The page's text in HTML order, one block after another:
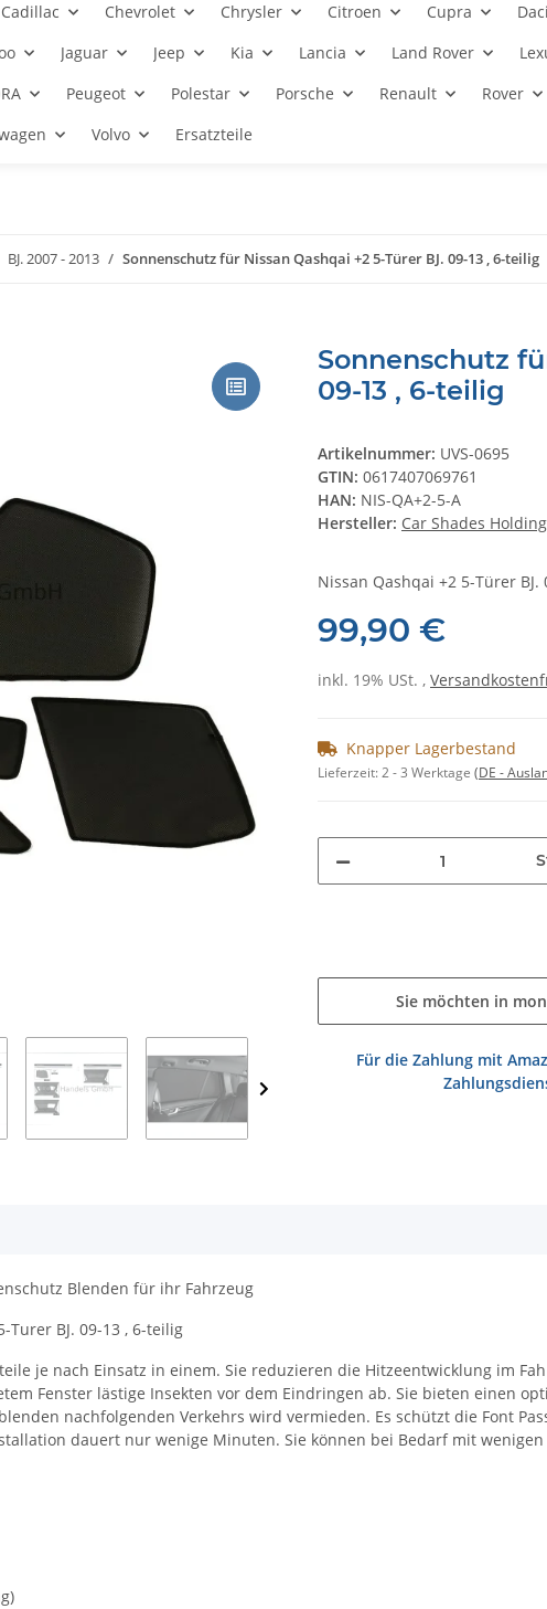
Cadillac Chevrolet Chrysler Citroen Cupra
Jaguar Jeep Kia Lancia Land Rover
Peugeot Polestar Porsche Renault
Rover
Volvo Ersatzteile
BJ. 2007 - 2013 Sonnenschutz für Nissan Qashqai +2 5-Türer BJ. 09-13 , 6-teilig
Sonnenschutz
09-13 , 6-teilig
Artikelnummer: UVS-0695
GTIN: 0617407069761
HAN: NIS-QA+2-5-A
Hersteller: Car Shades
Nissan Qashqai +2 5-Türer BJ.
99,90 €
inkl. 19% USt. ,
Knapper Lagerbestand
Lieferzeit:2 - 3 Werktage (DE -
Sie möchten in
Für die Zahlung mit
Blenden für ihr Fahrzeug
BJ. 09-13 , 6-teilig
je nach Einsatz in einem. Sie reduzieren die Hitzeentwicklung im
Fenster lästige Insekten vor dem Eindringen ab. Sie bieten einen
nachfolgenden Verkehrs wird vermieden. Es schützt die Font
dauert nur wenige Minuten. Sie können bei Bedarf mit